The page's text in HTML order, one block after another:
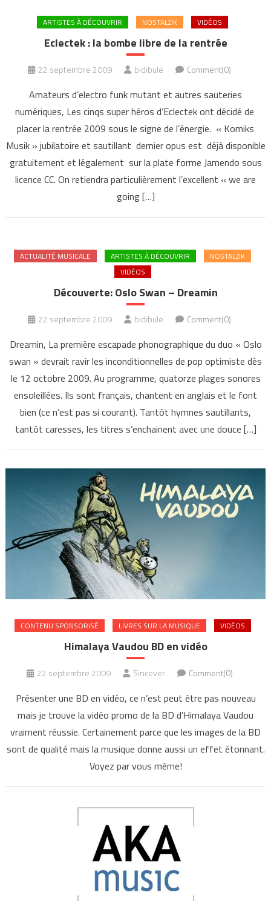
ARTISTES À DÉCOUVRIR NOSTALZIK VIDÉOS
Eclectek : la bombe libre de la rentrée
22 septembre 2009 bidibule Comment(0)
Amateurs d’electro funk mutant et autres sauteries
numériques, Les cinqs super héros d’Eclectek ont décidé de
placer la rentrée 2009 sous le signe de l’énergie. « Komiks
Musik » jubilatoire et sautillant dernier opus est déjà disponible
gratuitement et légalement sur la plate forme Jamendo sous
licence CC. On retiendra particulièrement l’excellent « we are
going […]
ACTUALITÉ MUSICALE ARTISTES À DÉCOUVRIR
NOSTALZIK
VIDÉOS
Découverte: Oslo Swan – Dreamin
22 septembre 2009 bidibule Comment(0)
Dreamin, La première escapade phonographique du duo « Oslo
swan » devrait ravir les inconditionnelles de pop optimiste dès
le 12 octobre 2009. Au programme, quatorze plages sonores
ensoleillées. Ils sont français, chantent en anglais et le font
bien (ce n’est pas si courant). Tantôt hymnes sautillants,
tantôt caresses, les titres s’enchainent avec une douce […]
CONTENU SPONSORISÉ LIVRES SUR LA MUSIQUE VIDÉOS
Himalaya Vaudou BD en vidéo
22 septembre 2009 Sincever Comment(0)
Présenter une BD en vidéo, ce n’est peut être pas nouveau
mais je trouve la vidéo promo de la BD d’Himalaya Vaudou
vraiment réussie. Certainement parce que les images de la BD
sont de qualité mais la musique donne aussi un effet étonnant.
Voyez par vous même!